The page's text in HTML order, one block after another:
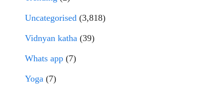
Uncategorised (3,818)
Vidnyan katha (39)
Whats app (7)
Yoga (7)